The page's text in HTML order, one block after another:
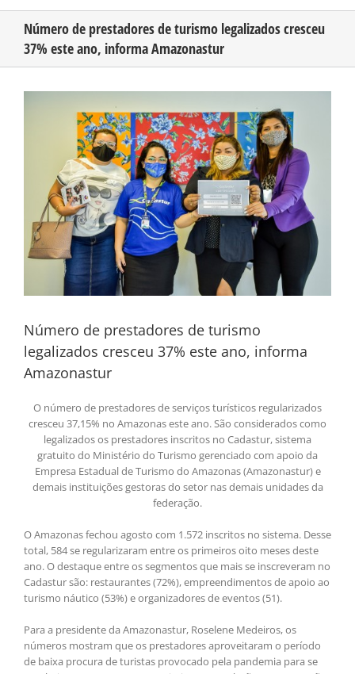
CONHEÇA O AMAZONAS
Número de prestadores de turismo legalizados cresceu
37% este ano, informa Amazonastur
Número de prestadores de turismo
legalizados cresceu 37% este ano, informa
Amazonastur
O número de prestadores de serviços turísticos regularizados
cresceu 37,15% no Amazonas este ano. São considerados como
legalizados os prestadores inscritos no Cadastur, sistema
gratuito do Ministério do Turismo gerenciado com apoio da
Empresa Estadual de Turismo do Amazonas (Amazonastur) e
demais instituições gestoras do setor nas demais unidades da
federação.
O Amazonas fechou agosto com 1.572 inscritos no sistema. Desse
total, 584 se regularizaram entre os primeiros oito meses deste
ano. O destaque entre os segmentos que mais se inscreveram no
Cadastur são: restaurantes (72%), empreendimentos de apoio ao
turismo náutico (53%) e organizadores de eventos (51).
Para a presidente da Amazonastur, Roselene Medeiros, os
números mostram que os prestadores aproveitaram o período
de baixa procura de turistas provocado pela pandemia para se